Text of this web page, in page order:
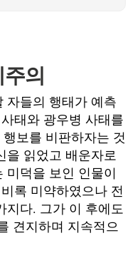
의
자들의 행태가 예측
태와 광우병 사태를
보를 비판하자는 것
을 읽었고 배운자로
미덕을 보인 인물이
록 미약하였으나 전
지다. 그가 이 후에도
견지하며 지속적으